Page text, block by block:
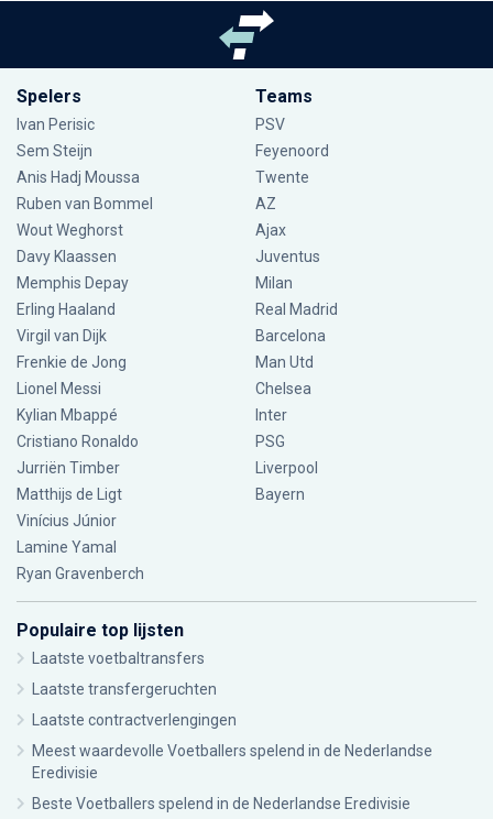
Spelers
Ivan Perisic
Sem Steijn
Anis Hadj Moussa
Ruben van Bommel
Wout Weghorst
Davy Klaassen
Memphis Depay
Erling Haaland
Virgil van Dijk
Frenkie de Jong
Lionel Messi
Kylian Mbappé
Cristiano Ronaldo
Jurriën Timber
Matthijs de Ligt
Vinícius Júnior
Lamine Yamal
Ryan Gravenberch
Teams
PSV
Feyenoord
Twente
AZ
Ajax
Juventus
Milan
Real Madrid
Barcelona
Man Utd
Chelsea
Inter
PSG
Liverpool
Bayern
Populaire top lijsten
Laatste voetbaltransfers
Laatste transfergeruchten
Laatste contractverlengingen
Meest waardevolle Voetballers spelend in de Nederlandse
Eredivisie
Beste Voetballers spelend in de Nederlandse Eredivisie